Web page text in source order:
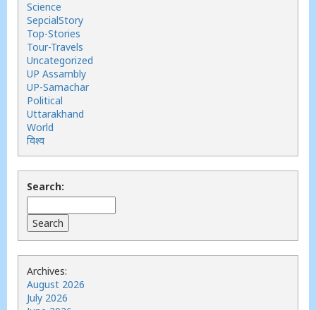
Science
SepcialStory
Top-Stories
Tour-Travels
Uncategorized
UP Assambly
UP-Samachar
Political
Uttarakhand
World
विश्व
Search:
Archives:
August 2026
July 2026